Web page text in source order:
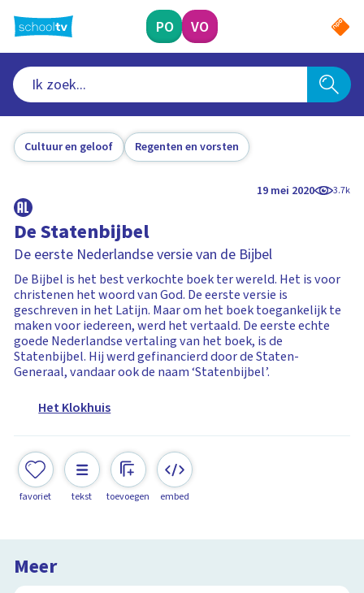
naar
hoofdinhoud
PO VO
Cultuur en geloof Regenten en vorsten
19 mei 2020 3.7k
De Statenbijbel
De eerste Nederlandse versie van de Bijbel
De Bijbel is het best verkochte boek ter wereld. Het is voor
christenen het woord van God. De eerste versie is
geschreven in het Latijn. Maar om het boek toegankelijk te
maken voor iedereen, werd het vertaald. De eerste echte
goede Nederlandse vertaling van het boek, is de
Statenbijbel. Hij werd gefinancierd door de Staten-
Generaal, vandaar ook de naam ‘Statenbijbel’.
Het Klokhuis
favoriet tekst toevoegen embed
Meer